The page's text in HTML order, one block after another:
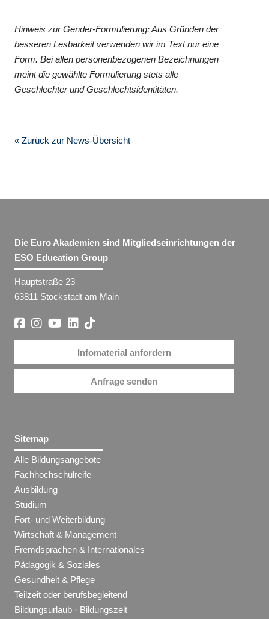
Hinweis zur Gender-Formulierung: Aus Gründen der
besseren Lesbarkeit verwenden wir im Text nur eine
Form. Bei allen personenbezogenen Bezeichnungen
meint die gewählte Formulierung stets alle
Geschlechter und Geschlechtsidentitäten.
« Zurück zur News-Übersicht
Die Euro Akademien sind Mitgliedseinrichtungen der
ESO Education Group
Hauptstraße 23
63811 Stockstadt am Main
Infomaterial anfordern
Anfrage senden
Sitemap
Alle Bildungsangebote
Fachhochschulreife
Ausbildung
Studium
Fort- und Weiterbildung
Wirtschaft & Management
Fremdsprachen & Internationales
Pädagogik & Soziales
Gesundheit & Pflege
Teilzeit oder berufsbegleitend
Bildungsurlaub · Bildungszeit